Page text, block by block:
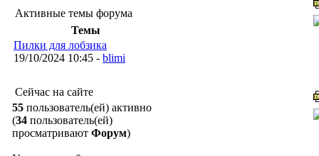
Активные темы форума
Темы
Пилки для лобзика
19/10/2024 10:45 - blimi
Сейчас на сайте
55 пользователь(ей) активно
(34 пользователь(ей)
просматривают Форум)